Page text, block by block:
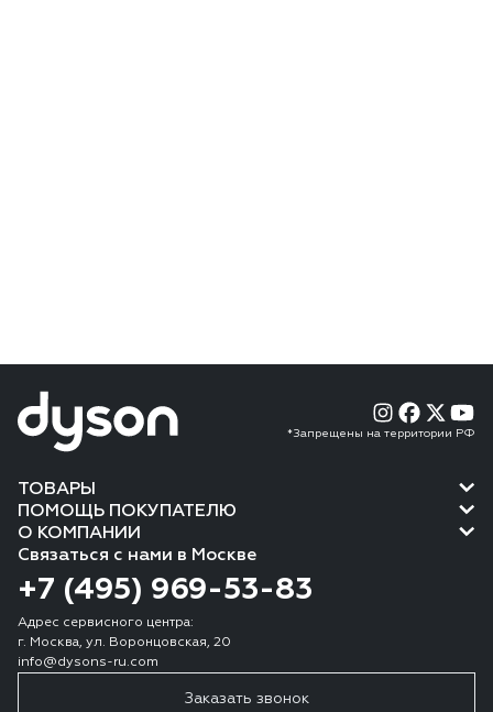
*Запрещены на территории РФ
ТОВАРЫ
ПОМОЩЬ ПОКУПАТЕЛЮ
О КОМПАНИИ
Связаться с нами в Москве
+7 (495) 969-53-83
Адрес сервисного центра:
г. Москва, ул. Воронцовская, 20
info@dysons-ru.com
Заказать звонок